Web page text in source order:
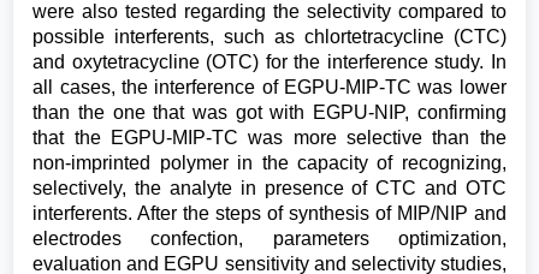
were also tested regarding the selectivity compared to
possible interferents, such as chlortetracycline (CTC)
and oxytetracycline (OTC) for the interference study. In
all cases, the interference of EGPU-MIP-TC was lower
than the one that was got with EGPU-NIP, confirming
that the EGPU-MIP-TC was more selective than the
non-imprinted polymer in the capacity of recognizing,
selectively, the analyte in presence of CTC and OTC
interferents. After the steps of synthesis of MIP/NIP and
electrodes confection, parameters optimization,
evaluation and EGPU sensitivity and selectivity studies,